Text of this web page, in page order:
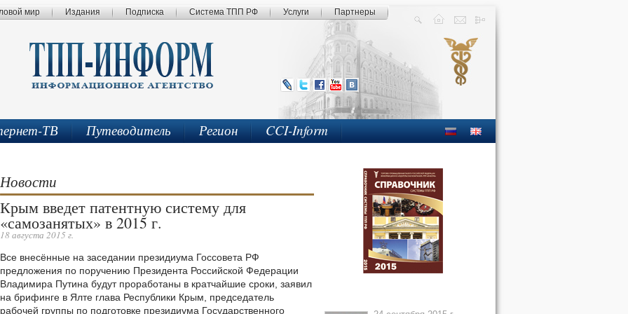
мир Издания Подписка Система ТПП РФ Услуги Партнеры
ТВ Путеводитель Регион CCI-Inform
Новости
Крым введет патентную систему для
«самозанятых» в 2015 г.
18 августа 2015 г.
Все внесённые на заседании президиума Госсовета РФ
предложения по поручению Президента Российской Федерации
Владимира Путина будут проработаны в кратчайшие сроки, заявил
на брифинге в Ялте глава Республики Крым, председатель
рабочей группы по подготовке президиума Государственного